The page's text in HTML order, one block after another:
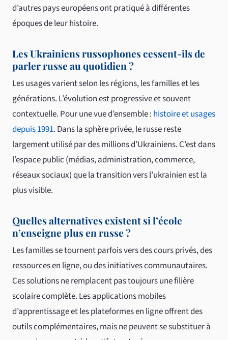
d’autres pays européens ont pratiqué à différentes
époques de leur histoire.
Les Ukrainiens russophones cessent-ils de
parler russe au quotidien ?
Les usages varient selon les régions, les familles et les
générations. L’évolution est progressive et souvent
contextuelle. Pour une vue d’ensemble : histoire et usages
depuis 1991. Dans la sphère privée, le russe reste
largement utilisé par des millions d’Ukrainiens. C’est dans
l’espace public (médias, administration, commerce,
réseaux sociaux) que la transition vers l’ukrainien est la
plus visible.
Quelles alternatives existent si l’école
n’enseigne plus en russe ?
Les familles se tournent parfois vers des cours privés, des
ressources en ligne, ou des initiatives communautaires.
Ces solutions ne remplacent pas toujours une filière
scolaire complète. Les applications mobiles
d’apprentissage et les plateformes en ligne offrent des
outils complémentaires, mais ne peuvent se substituer à